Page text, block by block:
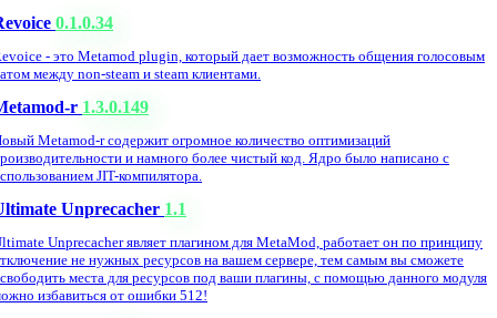
0.1.0.34
- это Metamod plugin, который дает возможность общения голосовым
между non-steam и steam клиентами.
r 1.3.0.149
Metamod-r содержит огромное количество оптимизаций
и намного более чистый код. Ядро было написано с
JIT-компилятора.
Unprecacher 1.1
Unprecacher являет плагином для MetaMod, работает он по принципу
не нужных ресурсов на вашем сервере, тем самым вы сможете
места для ресурсов под ваши плагины, с помощью данного модуля
избавиться от ошибки 512!